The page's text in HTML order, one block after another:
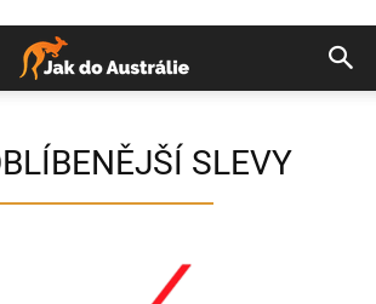
SLEVY